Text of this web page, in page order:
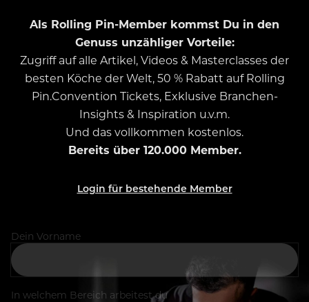
Als Rolling Pin-Member kommst Du in den
Genuss unzähliger Vorteile:
Zugriff auf alle Artikel, Videos & Masterclasses der
besten Köche der Welt, 50 % Rabatt auf Rolling
Pin.Convention Tickets, Exklusive Branchen-
Insights & Inspiration u.v.m.
Und das vollkommen kostenlos.
Bereits über 120.000 Member.
Login für bestehende Member
Dein Vorname
In welchem Bereich arbeitest du